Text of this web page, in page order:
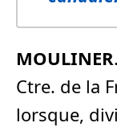
MOULINER.
Ctre. de la
lorsque,